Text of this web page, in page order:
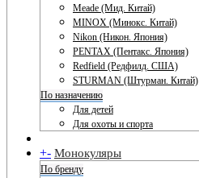
Meade (Мид. Китай)
MINOX (Минокс. Китай)
Nikon (Никон. Япония)
PENTAX (Пентакс. Япония)
Redfield (Редфилд. США)
STURMAN (Штурман. Китай)
По назначению
Для детей
Для охоты и спорта
+- Монокуляры
По бренду